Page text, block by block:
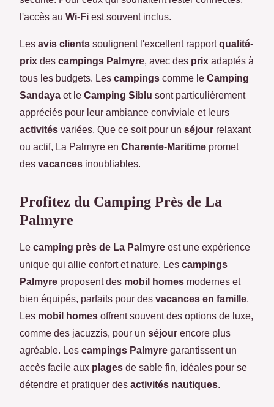
l'accès au Wi-Fi est souvent inclus.
Les avis clients soulignent l'excellent rapportqualité-
prix des campings Palmyre, avec des prix adaptés à
tous les budgets. Les campings comme le Camping
Sandaya et le Camping Siblu sont particulièrement
appréciés pour leur ambiance conviviale et leurs
activités variées. Que ce soit pour un séjour relaxant
ou actif, La Palmyre en Charente-Maritime promet
des vacances inoubliables.
Profitez du Camping Près de La
Palmyre
Le camping près de La Palmyre est une expérience
unique qui allie confort et nature. Les campings
Palmyre proposent des mobil homes modernes et
bien équipés, parfaits pour des vacances en famille.
Les mobil homes offrent souvent des options de luxe,
comme des jacuzzis, pour un séjour encore plus
agréable. Les campings Palmyre garantissent un
accès facile aux plages de sable fin, idéales pour se
détendre et pratiquer des activités nautiques.